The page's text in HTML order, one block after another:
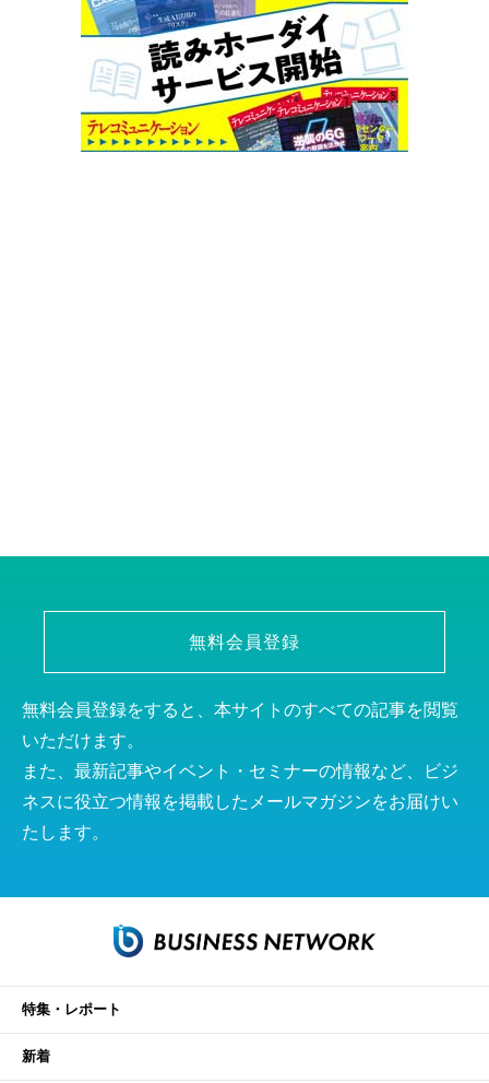
無料会員登録
無料会員登録をすると、本サイトのすべての記事を閲覧
いただけます。
また、最新記事やイベント・セミナーの情報など、ビジ
ネスに役立つ情報を掲載したメールマガジンをお届けい
たします。
特集・レポート
新着